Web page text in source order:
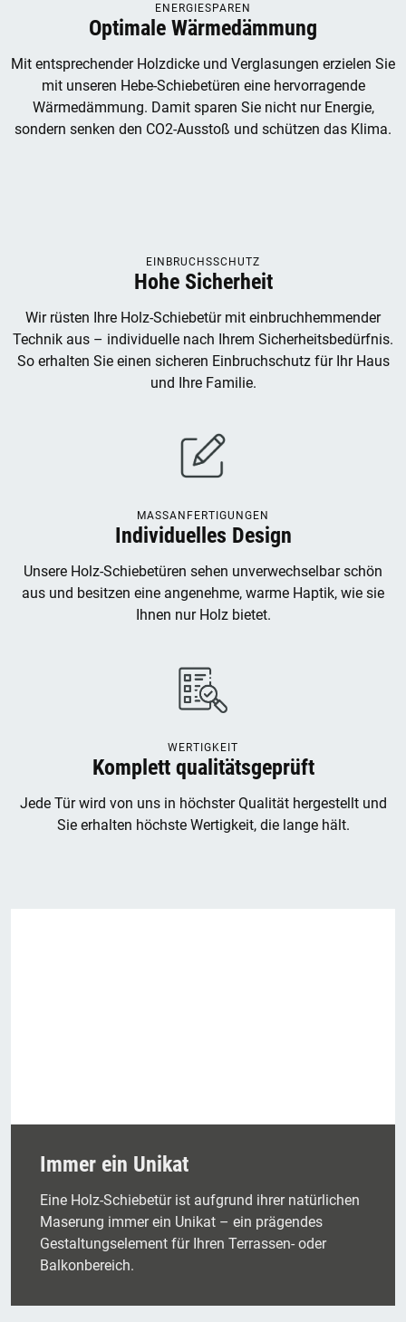
ENERGIESPAREN
Optimale Wärmedämmung
Mit entsprechender Holzdicke und Verglasungen erzielen Sie
mit unseren Hebe-Schiebetüren eine hervorragende
Wärmedämmung. Damit sparen Sie nicht nur Energie,
sondern senken den CO2-Ausstoß und schützen das Klima.
EINBRUCHSSCHUTZ
Hohe Sicherheit
Wir rüsten Ihre Holz-Schiebetür mit einbruchhemmender
Technik aus – individuelle nach Ihrem Sicherheitsbedürfnis.
So erhalten Sie einen sicheren Einbruchschutz für Ihr Haus
und Ihre Familie.
MASSANFERTIGUNGEN
Individuelles Design
Unsere Holz-Schiebetüren sehen unverwechselbar schön
aus und besitzen eine angenehme, warme Haptik, wie sie
Ihnen nur Holz bietet.
WERTIGKEIT
Komplett qualitätsgeprüft
Jede Tür wird von uns in höchster Qualität hergestellt und
Sie erhalten höchste Wertigkeit, die lange hält.
Immer ein Unikat
Eine Holz-Schiebetür ist aufgrund ihrer natürlichen
Maserung immer ein Unikat – ein prägendes
Gestaltungselement für Ihren Terrassen- oder
Balkonbereich.